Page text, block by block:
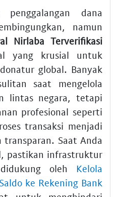
penggalangan dana
namun
Nirlaba Terverifikasi
yang krusial untuk
global. Banyak
saat mengelola
lintas negara, tetapi
profesional seperti
transaksi menjadi
Saat Anda
pastikan infrastruktur
oleh Kelola
ke Rekening Bank